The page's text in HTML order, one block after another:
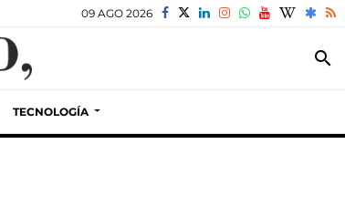
09 AGO 2026
search
TECNOLOGÍA